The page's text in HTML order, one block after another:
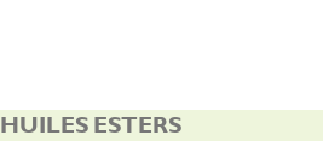
HUILES ESTERS